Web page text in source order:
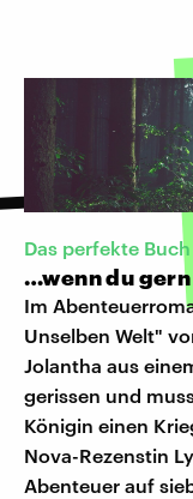
Das perfekte
…wenn du
Im
Unselben Welt"
Jolantha aus
gerissen und
Königin einen
Nova-Rezenstin
Abenteuer auf